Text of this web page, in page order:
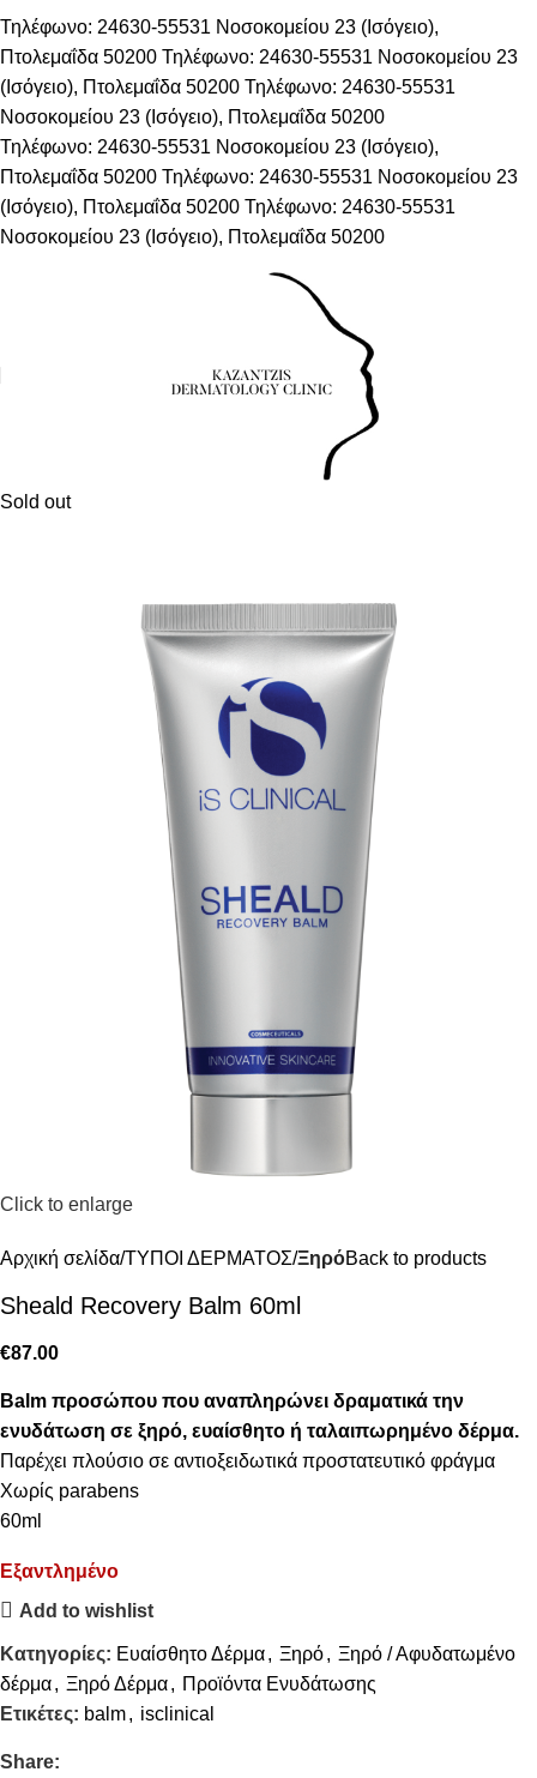
Τηλέφωνο: 24630-55531 Νοσοκομείου 23 (Ισόγειο),
Πτολεμαΐδα 50200 Τηλέφωνο: 24630-55531 Νοσοκομείου 23
(Ισόγειο), Πτολεμαΐδα 50200 Τηλέφωνο: 24630-55531
Νοσοκομείου 23 (Ισόγειο), Πτολεμαΐδα 50200
Τηλέφωνο: 24630-55531 Νοσοκομείου 23 (Ισόγειο),
Πτολεμαΐδα 50200 Τηλέφωνο: 24630-55531 Νοσοκομείου 23
(Ισόγειο), Πτολεμαΐδα 50200 Τηλέφωνο: 24630-55531
Νοσοκομείου 23 (Ισόγειο), Πτολεμαΐδα 50200
Sold out
Click to enlarge
Αρχική σελίδα ΤΥΠΟΙ ΔΕΡΜΑΤΟΣ ΞηρόBack to products
Sheald Recovery Balm 60ml
€87.00
Balm προσώπου που αναπληρώνει δραματικά την
ενυδάτωση σε ξηρό, ευαίσθητο ή ταλαιπωρημένο δέρμα.
Παρέχει πλούσιο σε αντιοξειδωτικά προστατευτικό φράγμα
Χωρίς parabens
60ml
Εξαντλημένο
Add to wishlist
Κατηγορίες: Ευαίσθητο Δέρμα, Ξηρό, Ξηρό / Αφυδατωμένο
δέρμα, Ξηρό Δέρμα, Προϊόντα Ενυδάτωσης
Ετικέτες: balm, isclinical
Share: